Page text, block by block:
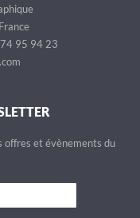
74 95 94 23
offres et évènements du